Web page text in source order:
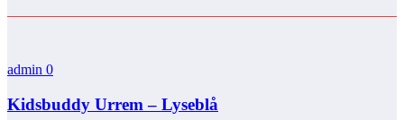
admin 0
Kidsbuddy Urrem – Lyseblå